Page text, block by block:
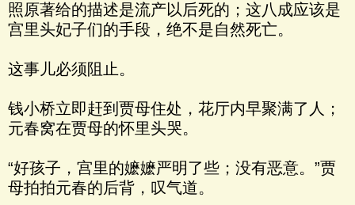
照原著给的描述是流产以后死的；这八成应该是
宫里头妃子们的手段，绝不是自然死亡。
这事儿必须阻止。
钱小桥立即赶到贾母住处，花厅内早聚满了人；
元春窝在贾母的怀里头哭。
“好孩子，宫里的嬷嬷严明了些；没有恶意。”贾
母拍拍元春的后背，叹气道。